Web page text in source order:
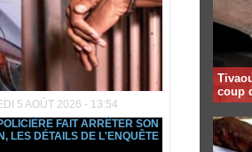
5 AOÛT 2026 - 13:54
FAIT ARRÊTER SON
LES DÉTAILS DE L'ENQUÊTE
coup